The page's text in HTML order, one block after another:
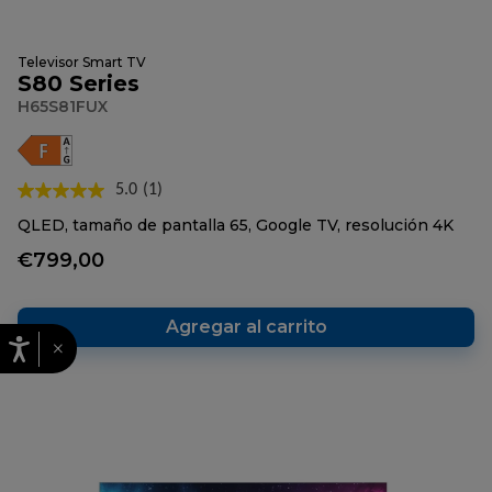
Televisor Smart TV
S80 Series
H65S81FUX
5.0 Lea
1
reseña.
misma
página.
(1)
QLED, tamaño de pantalla 65, Google TV, resolución 4K
€799,00
Agregar al carrito
×